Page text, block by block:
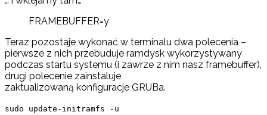
FRAMEBUFFER=y
Teraz pozostaje wykonać w terminalu dwa polecenia –
pierwsze z nich przebuduje ramdysk wykorzystywany
podczas startu systemu (i zawrze z nim nasz framebuffer),
drugi polecenie zainstaluje
zaktualizowaną konfiguracje GRUBa.
sudo update-initramfs -u